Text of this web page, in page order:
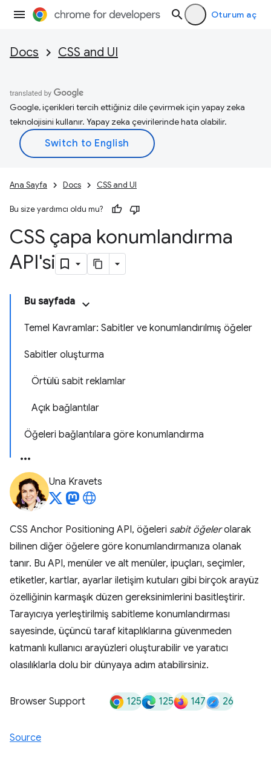
Oturum aç
Docs CSS and UI
Google, içerikleri tercih ettiğiniz dile çevirmek için yapay zeka
teknolojisini kullanır. Yapay zeka çevirilerinde hata olabilir.
Ana Sayfa Docs CSS and UI
Bu size yardımcı oldu mu?
CSS çapa konumlandırma
API'si
Bu sayfada
Temel Kavramlar: Sabitler ve konumlandırılmış öğeler
Sabitler oluşturma
Örtülü sabit reklamlar
Açık bağlantılar
Öğeleri bağlantılara göre konumlandırma
Una Kravets
CSS Anchor Positioning API, öğeleri sabit öğelerolarak
bilinen diğer öğelere göre konumlandırmanıza olanak
tanır. Bu API, menüler ve alt menüler, ipuçları, seçimler,
etiketler, kartlar, ayarlar iletişim kutuları gibi birçok arayüz
özelliğinin karmaşık düzen gereksinimlerini basitleştirir.
Tarayıcıya yerleştirilmiş sabitleme konumlandırması
sayesinde, üçüncü taraf kitaplıklarına güvenmeden
katmanlı kullanıcı arayüzleri oluşturabilir ve yaratıcı
olasılıklarla dolu bir dünyaya adım atabilirsiniz.
Browser Support 125 125 147 26
Source